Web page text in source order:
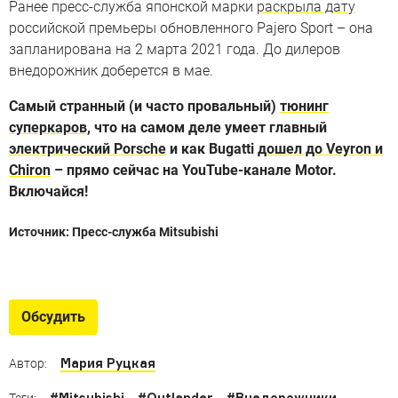
Ранее пресс-служба японской марки раскрыла дату
российской премьеры обновленного Pajero Sport – она
запланирована на 2 марта 2021 года. До дилеров
внедорожник доберется в мае.
Самый странный (и часто провальный) тюнинг
суперкаров, что на самом деле умеет главный
электрический Porsche и как Bugatti дошел до Veyron и
Chiron – прямо сейчас на YouTube-канале Motor.
Включайся!
Источник: Пресс-служба Mitsubishi
Необычная история пикапов Mitsubishi
Обсудить
Автор: Мария Руцкая